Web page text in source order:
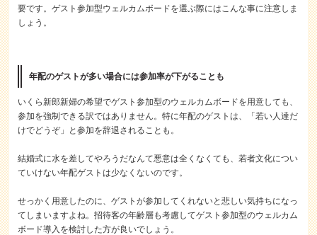
要です。ゲスト参加型ウェルカムボードを選ぶ際にはこんな事に注意しま
しょう。
年配のゲストが多い場合には参加率が下がることも
いくら新郎新婦の希望でゲスト参加型のウェルカムボードを用意しても、
参加を強制できる訳ではありません。特に年配のゲストは、「若い人達だ
けでどうぞ」と参加を辞退されることも。
結婚式に水を差してやろうだなんて悪意は全くなくても、若者文化につい
ていけない年配ゲストは少なくないのです。
せっかく用意したのに、ゲストが参加してくれないと悲しい気持ちになっ
てしまいますよね。招待客の年齢層も考慮してゲスト参加型のウェルカム
ボード導入を検討した方が良いでしょう。